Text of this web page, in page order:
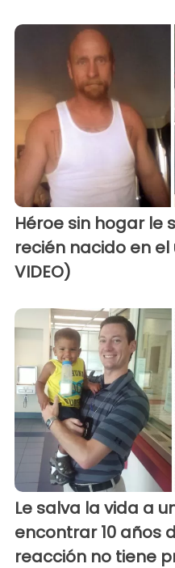
Héroe sin hogar le
recién nacido en
VIDEO)
Le salva la vida a
encontrar 10 años
reacción no tiene